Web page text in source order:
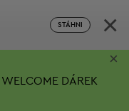
STÁHNI ×
WELCOME DÁREK
×